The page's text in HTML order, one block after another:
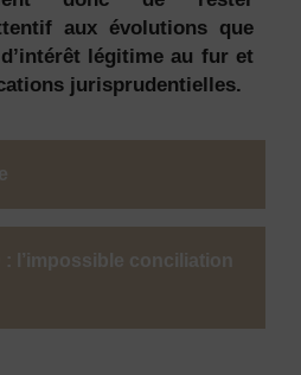
aux évolutions que
légitime au fur et
jurisprudentielles.
: l’impossible conciliation